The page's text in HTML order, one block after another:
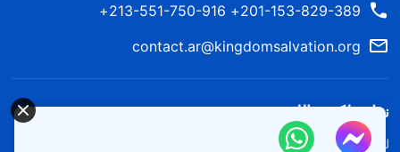
201-153-829-389+ 213-551-750-916+
contact.ar@kingdomsalvation.org
نزل ملكوت الله.
لقد نزلت المملكة بالفعل إلى الأرض! هل تريد دخوله؟